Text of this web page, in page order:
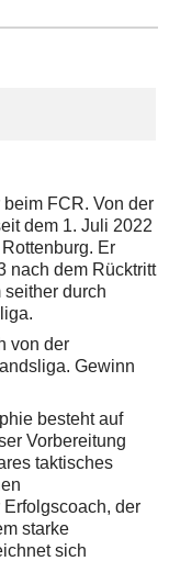
FCR. Von der
dem 1. Juli 2022
Er
nach dem Rücktritt
seither durch
von der
Gewinn
besteht auf
Vorbereitung
taktisches
Erfolgscoach, der
starke
sich